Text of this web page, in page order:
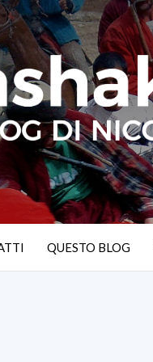
QUESTO BLOG